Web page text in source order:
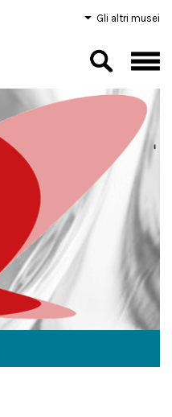
Gli altri musei